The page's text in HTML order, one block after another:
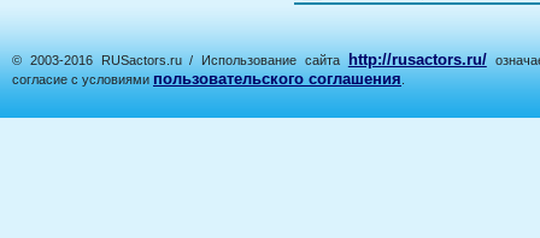
© 2003-2016 RUSactors.ru / Использование сайта http://rusactors.ru/
согласие с условиями пользовательского соглашения